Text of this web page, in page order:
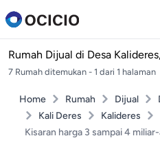
Rumah Dijual di Desa
7 Rumah ditemukan - 1 dari 1 halaman
Home Rumah Dijual
Kali Deres
Kalideres
Kisaran harga 3 sampai 4